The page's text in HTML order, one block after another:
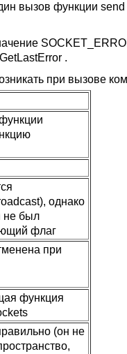
вызов функции send
.
при вызове
), однако
не был
флаг
при
функция
(он не